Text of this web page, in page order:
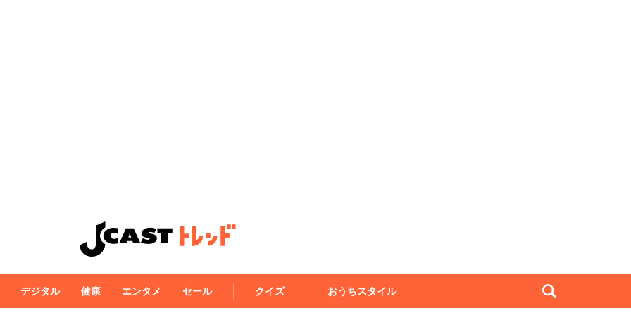
デジタル 健康 エンタメ セール クイズ おうちスタイル